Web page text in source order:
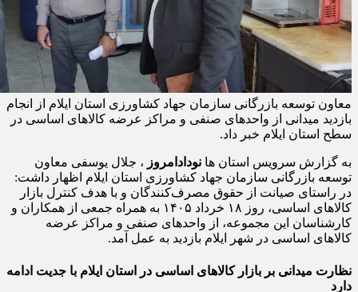
معاون توسعه بازرگانی سازمان جهاد کشاورزی استان ایلام از انجام
بازدید میدانی از واحدهای صنفی و مراکز عرضه کالاهای اساسی در
سطح استان ایلام خبر داد.
به گزارش سرویس استان ها نودادامروز ، جلال یوسفی معاون
توسعه بازرگانی سازمان جهاد کشاورزی استان ایلام اظهار داشت:
در راستای صیانت از حقوق مصرف‌کنندگان و با هدف کنترل بازار
کالاهای اساسی، روز ۱۸ خرداد ۱۴۰۵ به همراه جمعی از همکاران و
کارشناسان این مجموعه، از واحدهای صنفی و مراکز عرضه
کالاهای اساسی در شهر ایلام بازدید به عمل آمد.
نظارت میدانی بر بازار کالاهای اساسی در استان ایلام با جدیت ادامه
دارد